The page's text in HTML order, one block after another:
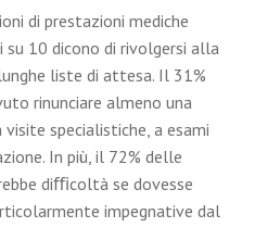
di prestazioni mediche
10 dicono di rivolgersi alla
liste di attesa. Il 31%
rinunciare almeno una
specialistiche, a esami
In più, il 72% delle
diﬃcoltà se dovesse
impegnative dal